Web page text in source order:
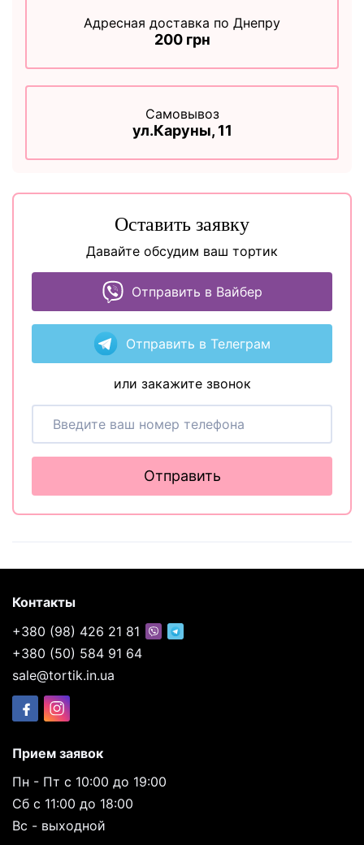
Адресная доставка по Днепру
200 грн
Самовывоз
ул.Каруны, 11
Оставить заявку
Давайте обсудим ваш тортик
Отправить в Вайбер
Отправить в Телеграм
или закажите звонок
Отправить
Контакты
+380 (98) 426 21 81
+380 (50) 584 91 64
sale@tortik.in.ua
Прием заявок
Пн - Пт с 10:00 до 19:00
Сб с 11:00 до 18:00
Вс - выходной